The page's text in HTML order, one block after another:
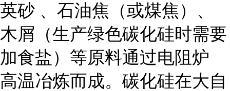
英砂 、石油焦（或煤焦）、
木屑（生产绿色碳化硅时需要
加食盐）等原料通过电阻炉
高温冶炼而成。碳化硅在大自